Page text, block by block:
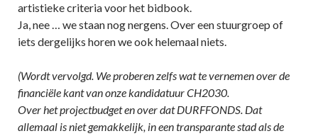
artistieke criteria voor het bidbook.
Ja, nee … we staan nog nergens. Over een stuurgroep of
iets dergelijks horen we ook helemaal niets.
(Wordt vervolgd. We proberen zelfs wat te vernemen over de
financiële kant van onze kandidatuur CH2030.
Over het projectbudget en over dat DURFFONDS. Dat
allemaal is niet gemakkelijk, in een transparante stad als de